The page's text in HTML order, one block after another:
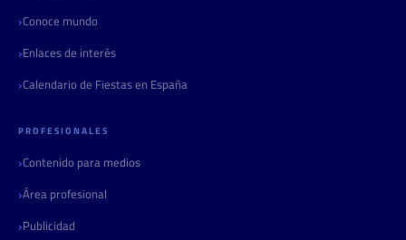
Conoce mundo
Enlaces de interés
Calendario de Fiestas en España
PROFESIONALES
Contenido para medios
Área profesional
Publicidad